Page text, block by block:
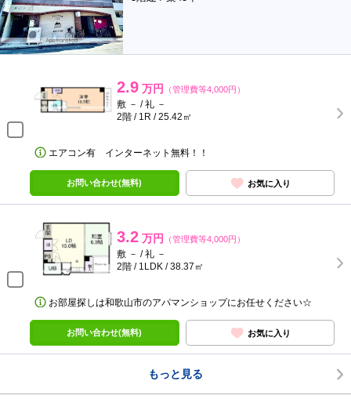
2.9 万円 （管理費等4,000円）
敷 － / 礼 －
2階 / 1R / 25.42㎡
エアコン有 インターネット無料！！
お問い合わせ(無料) お気に入り
3.2 万円 （管理費等4,000円）
敷 － / 礼 －
2階 / 1LDK / 38.37㎡
お部屋探しは和歌山市のアパマンショップにお任せください☆
お問い合わせ(無料) お気に入り
もっと見る